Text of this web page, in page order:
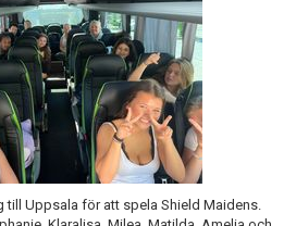
till Uppsala för att spela Shield Maidens.